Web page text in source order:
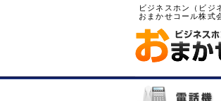
ビジネスホン（ビジ
おまかせコール株式